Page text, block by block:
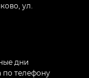
ул.
по телефону